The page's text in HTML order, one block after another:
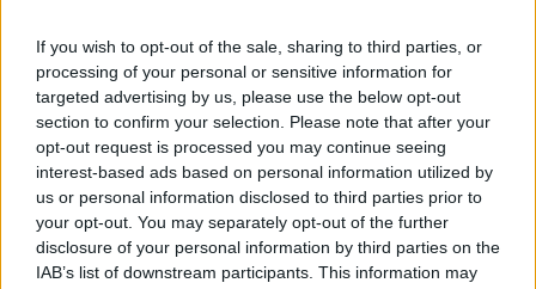
If you wish to opt-out of the sale, sharing to third parties, or
processing of your personal or sensitive information for
targeted advertising by us, please use the below opt-out
section to confirm your selection. Please note that after your
opt-out request is processed you may continue seeing
interest-based ads based on personal information utilized by
us or personal information disclosed to third parties prior to
your opt-out. You may separately opt-out of the further
disclosure of your personal information by third parties on the
IAB’s list of downstream participants. This information may
Leicht
Gefüllte Zucchini mit Schafskäse
Leicht
Panierte Zucchini in der
Heißluftfritteuse